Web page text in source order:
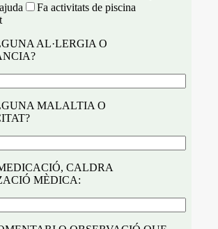
Fa activitats de piscina
AL·LERGIA O
MALALTIA O
CALDRA
MÈDICA: